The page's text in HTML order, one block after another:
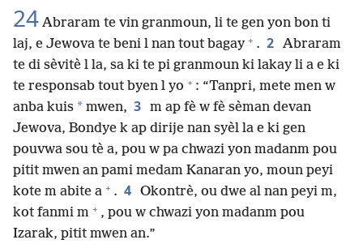
24 Abraram te vin granmoun, li te gen yon bon ti
laj, e Jewova te beni l nan tout bagay + . 2 Abraram
te di sèvitè l la, sa ki te pi granmoun ki lakay li a e ki
te responsab tout byen l yo + : “Tanpri, mete men w
anba kuis * mwen, 3 m ap fè w fè sèman devan
Jewova, Bondye k ap dirije nan syèl la e ki gen
pouvwa sou tè a, pou w pa chwazi yon madanm pou
pitit mwen an pami medam Kanaran yo, moun peyi
kote m abite a + . 4 Okontrè, ou dwe al nan peyi m,
kot fanmi m + , pou w chwazi yon madanm pou
Izarak, pitit mwen an.”